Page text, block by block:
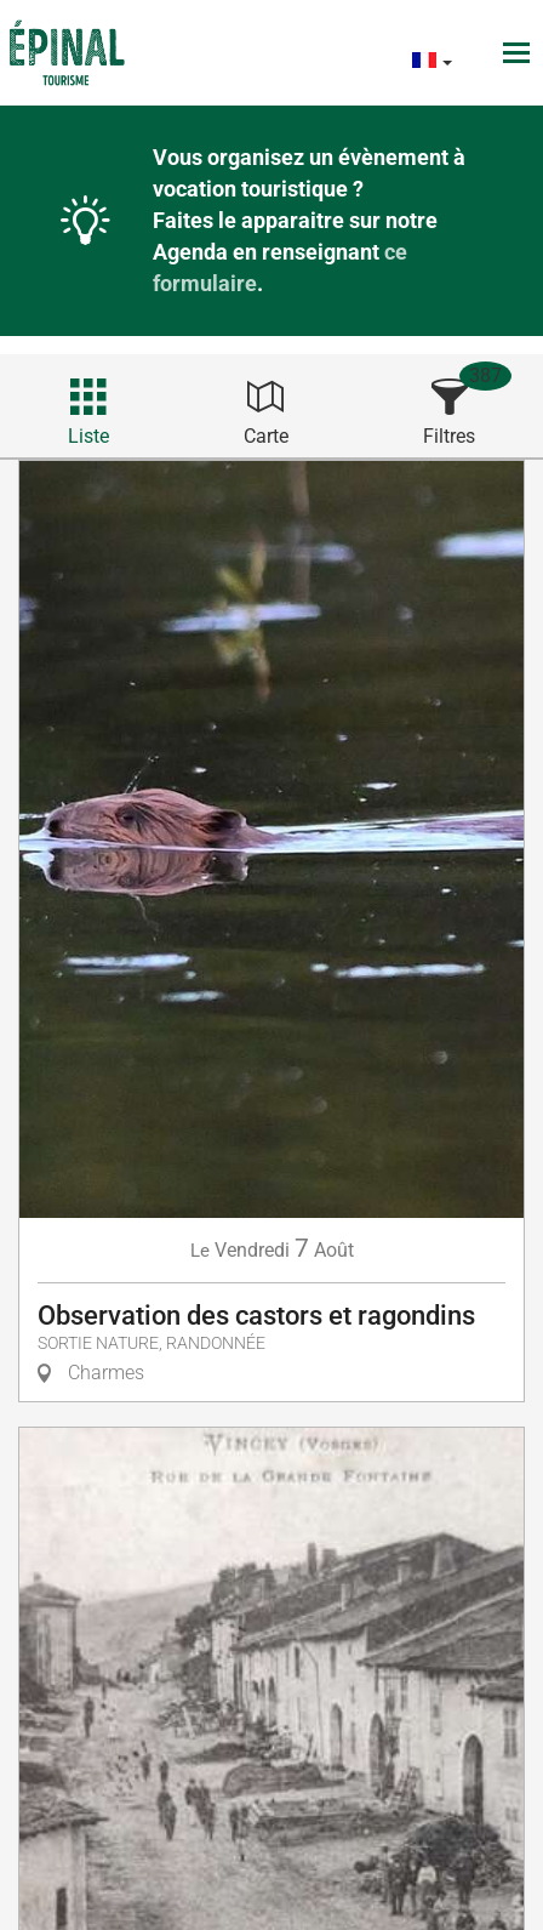
Vous organisez un évènement à
vocation touristique ?
Faites le apparaitre sur notre
Agenda en renseignantce
formulaire.
Liste Carte Filtres
387
Le Vendredi 7 Août
Observation des castors et ragondins
SORTIE NATURE, RANDONNÉE
Charmes